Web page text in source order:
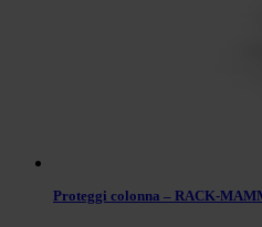
Proteggi colonna – RACK-